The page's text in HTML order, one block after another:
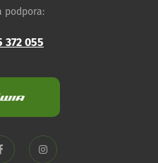
podpora:
372 055